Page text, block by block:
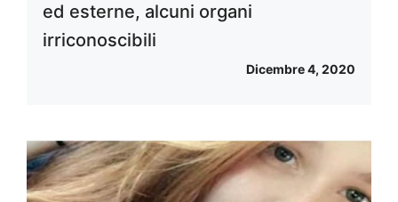
ed esterne, alcuni organi
irriconoscibili
Dicembre 4, 2020